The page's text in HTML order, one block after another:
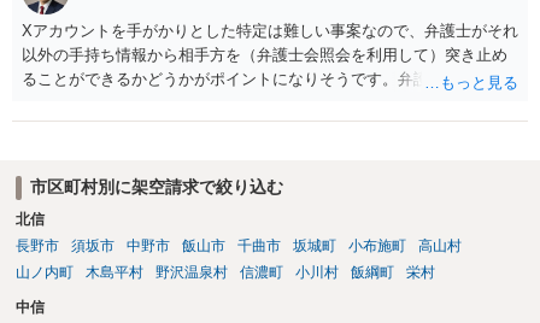
Xアカウントを手がかりとした特定は難しい事案なので、弁護士がそれ
以外の手持ち情報から相手方を（弁護士会照会を利用して）突き止め
ることができるかどうかがポイントになりそうです。弁護士による調
せることになるでしょう。見通しについては、実際の資料等を弁護士
いますので個別に確認いただく必要がありますが、そもそも回収でき
るかどうかが問題になり得る事案であり、被害額の規模からみると、
仮に回収できたとしても弁護士費用を差し引いた実質回収分はかなり
少なくなる可能性もあるように思います。
市区町村別に架空請求で絞り込む
北信
長野市
須坂市 中野市 飯山市 千曲市 坂城町 小布施町
高山村
山ノ内町
木島平村 野沢温泉村 信濃町 小川村 飯綱町 栄村
中信